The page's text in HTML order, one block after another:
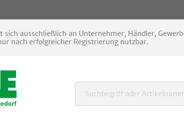
sich ausschließlich an Unternehmer, Händler,
nach erfolgreicher Registrierung nutzbar.